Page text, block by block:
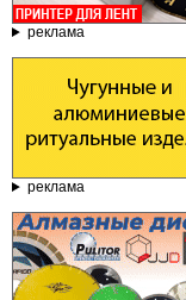
реклама
реклама